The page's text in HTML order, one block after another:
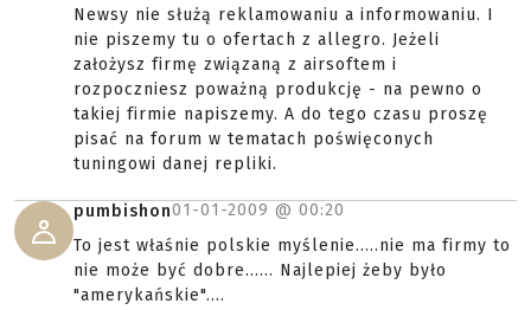
Newsy nie służą reklamowaniu a informowaniu. I
nie piszemy tu o ofertach z allegro. Jeżeli
założysz firmę związaną z airsoftem i
rozpoczniesz poważną produkcję - na pewno o
takiej firmie napiszemy. A do tego czasu proszę
pisać na forum w tematach poświęconych
tuningowi danej repliki.
pumbishon01-01-2009 @ 00:20
To jest właśnie polskie myślenie.....nie ma firmy to
nie może być dobre...... Najlepiej żeby było
"amerykańskie"....